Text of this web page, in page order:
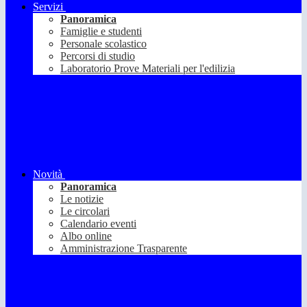
Servizi
Panoramica
Famiglie e studenti
Personale scolastico
Percorsi di studio
Laboratorio Prove Materiali per l'edilizia
Novità
Panoramica
Le notizie
Le circolari
Calendario eventi
Albo online
Amministrazione Trasparente